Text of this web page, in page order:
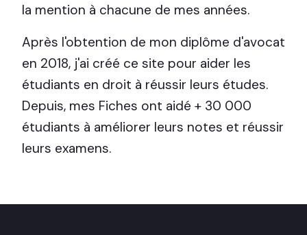
la mention à chacune de mes années.
Après l'obtention de mon diplôme d'avocat
en 2018, j'ai créé ce site pour aider les
étudiants en droit à réussir leurs études.
Depuis, mes Fiches ont aidé + 30 000
étudiants à améliorer leurs notes et réussir
leurs examens.